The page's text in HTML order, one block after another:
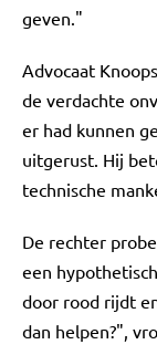
geven."
Advocaat
de verdachte
er had kunnen
uitgerust. Hij
technische
De rechter
een
door rood rijdt
dan helpen?",